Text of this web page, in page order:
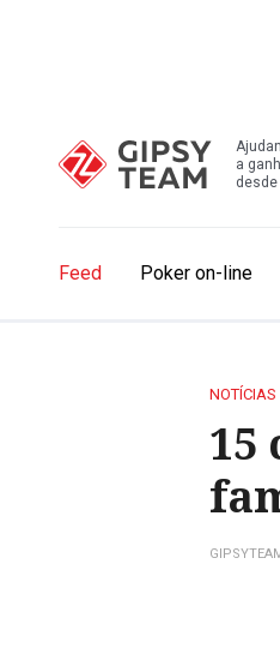
a
desde
Feed Poker on-line
NOTÍCIAS
15